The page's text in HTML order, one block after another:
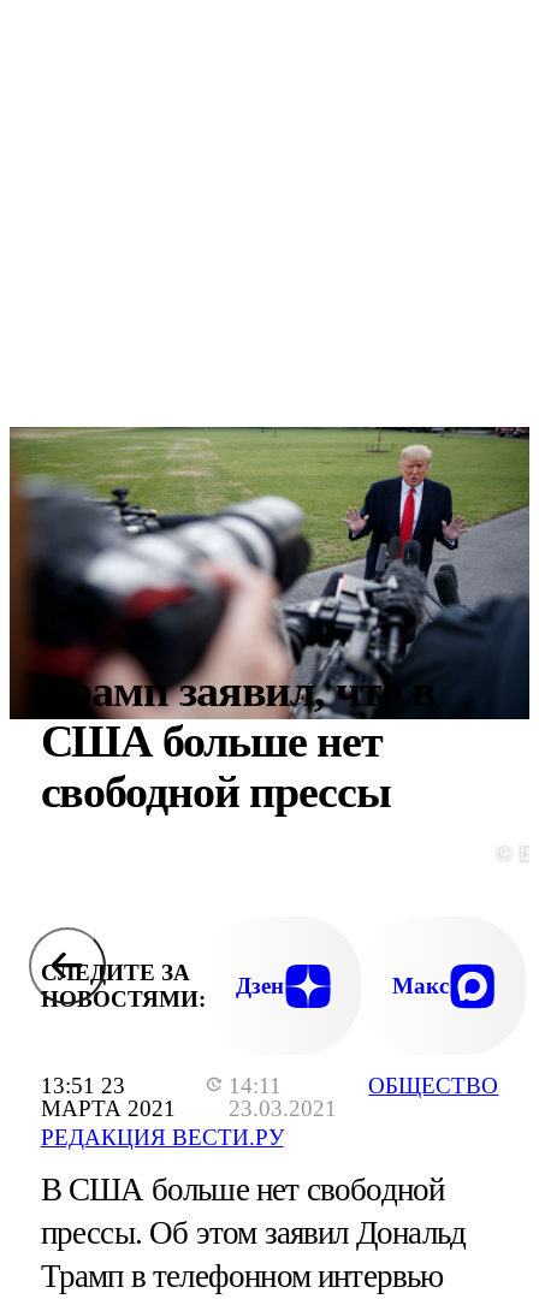
13:51 23
МАРТА 2021
14:11
23.03.2021
РЕДАКЦИЯ ВЕСТИ.РУ
ОБЩЕСТВО
Трамп заявил, что в
США больше нет
свободной прессы
©
СЛЕДИТЕ ЗА
НОВОСТЯМИ:
Дзен Макс
В США больше нет свободной
прессы. Об этом заявил Дональд
Трамп в телефонном интервью